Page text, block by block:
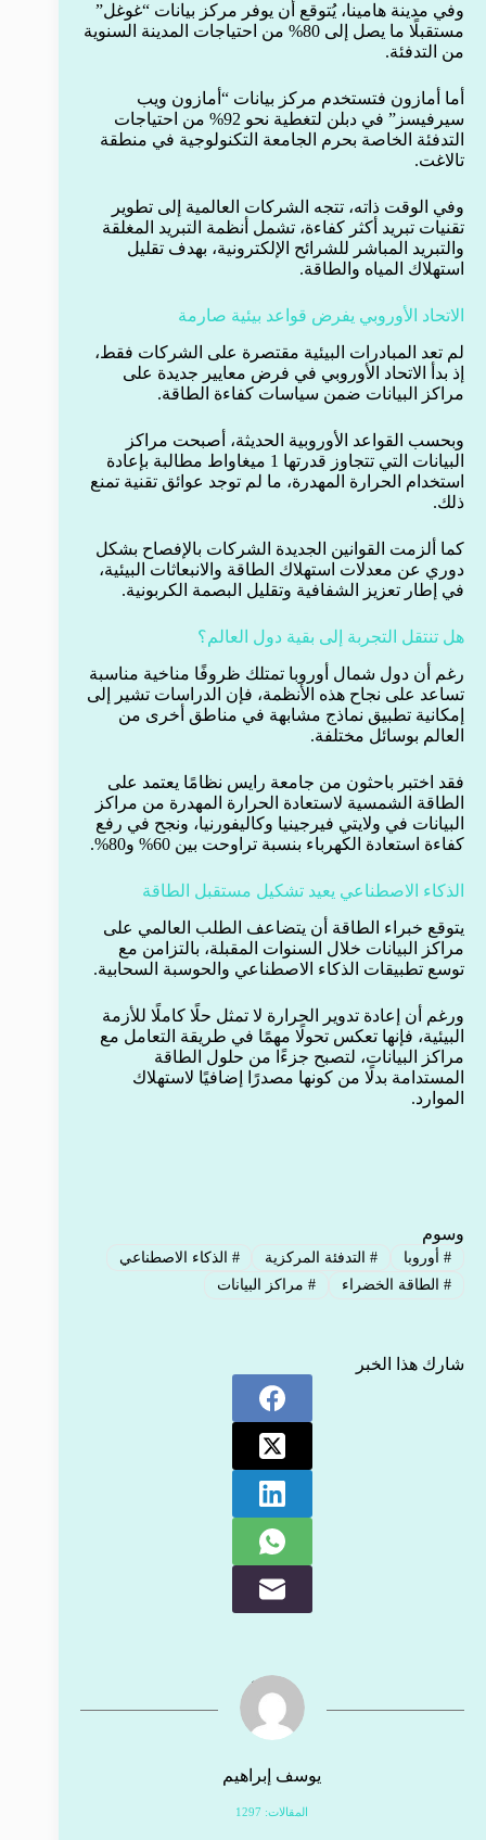
وفي مدينة هامينا، يُتوقع أن يوفر مركز بيانات “غوغل”
مستقبلًا ما يصل إلى 80% من احتياجات المدينة السنوية
من التدفئة.
أما أمازون فتستخدم مركز بيانات “أمازون ويب
سيرفيسز” في دبلن لتغطية نحو 92% من احتياجات
التدفئة الخاصة بحرم الجامعة التكنولوجية في منطقة
تالاغت.
وفي الوقت ذاته، تتجه الشركات العالمية إلى تطوير
تقنيات تبريد أكثر كفاءة، تشمل أنظمة التبريد المغلقة
والتبريد المباشر للشرائح الإلكترونية، بهدف تقليل
استهلاك المياه والطاقة.
الاتحاد الأوروبي يفرض قواعد بيئية صارمة
لم تعد المبادرات البيئية مقتصرة على الشركات فقط،
إذ بدأ الاتحاد الأوروبي في فرض معايير جديدة على
مراكز البيانات ضمن سياسات كفاءة الطاقة.
وبحسب القواعد الأوروبية الحديثة، أصبحت مراكز
البيانات التي تتجاوز قدرتها 1 ميغاواط مطالبة بإعادة
استخدام الحرارة المهدرة، ما لم توجد عوائق تقنية تمنع
ذلك.
كما ألزمت القوانين الجديدة الشركات بالإفصاح بشكل
دوري عن معدلات استهلاك الطاقة والانبعاثات البيئية،
في إطار تعزيز الشفافية وتقليل البصمة الكربونية.
هل تنتقل التجربة إلى بقية دول العالم؟
رغم أن دول شمال أوروبا تمتلك ظروفًا مناخية مناسبة
تساعد على نجاح هذه الأنظمة، فإن الدراسات تشير إلى
إمكانية تطبيق نماذج مشابهة في مناطق أخرى من
العالم بوسائل مختلفة.
فقد اختبر باحثون من جامعة رايس نظامًا يعتمد على
الطاقة الشمسية لاستعادة الحرارة المهدرة من مراكز
البيانات في ولايتي فيرجينيا وكاليفورنيا، ونجح في رفع
كفاءة استعادة الكهرباء بنسبة تراوحت بين 60% و80%.
الذكاء الاصطناعي يعيد تشكيل مستقبل الطاقة
يتوقع خبراء الطاقة أن يتضاعف الطلب العالمي على
مراكز البيانات خلال السنوات المقبلة، بالتزامن مع
توسع تطبيقات الذكاء الاصطناعي والحوسبة السحابية.
ورغم أن إعادة تدوير الحرارة لا تمثل حلًا كاملًا للأزمة
البيئية، فإنها تعكس تحولًا مهمًا في طريقة التعامل مع
مراكز البيانات، لتصبح جزءًا من حلول الطاقة
المستدامة بدلًا من كونها مصدرًا إضافيًا لاستهلاك
الموارد.
وسوم
#أوروبا #التدفئة المركزية # الذكاء الاصطناعي
#الطاقة الخضراء #مراكز البيانات
شارك هذا الخبر
يوسف إبراهيم
المقالات: 1297